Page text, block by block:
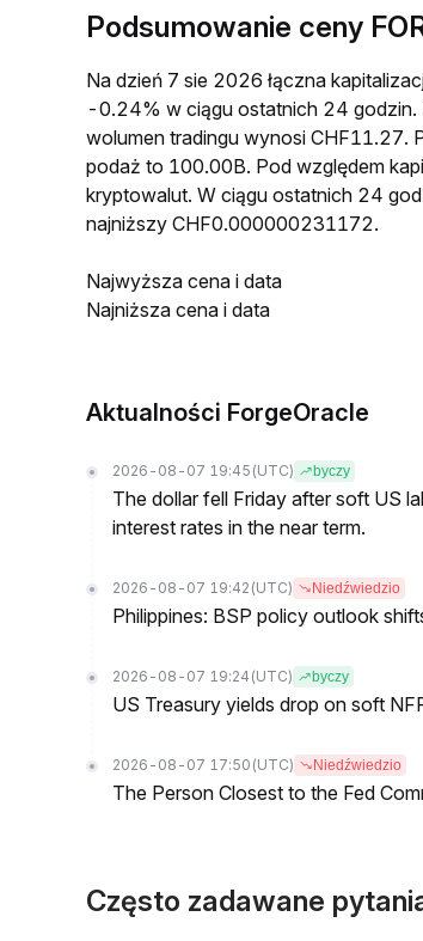
Podsumowanie ceny
Na dzień 7 sie 2026 łączna
-0.24% w ciągu ostatnich 24
wolumen tradingu wynosi CHF11.27.
podaż to 100.00B. Pod względem
kryptowalut. W ciągu ostatnich 24
najniższy CHF0.000000231172.
Najwyższa cena i data
Najniższa cena i data
Aktualności ForgeOracle
2026-08-07 19:45 (UTC) byczy
The dollar fell Friday after soft US
interest rates in the near term.
2026-08-07 19:42 (UTC) Niedźwiedzio
Philippines: BSP policy outlook
2026-08-07 19:24 (UTC) byczy
US Treasury yields drop on soft
2026-08-07 17:50 (UTC) Niedźwiedzio
The Person Closest to the Fed
Często zadawane